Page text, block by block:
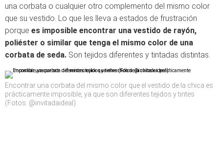
una corbata o cualquier otro complemento del mismo color
que su vestido. Lo que les lleva a estados de frustración
porque es imposible encontrar una vestido de rayón,
poliéster o similar que tenga el mismo color de una
corbata de seda. Son tejidos diferentes y tintadas distintas.
Encontrar una corbata del mismo color que el vestido de la chica es
prácticamente imposible, ya que son diferentes tejidos y tintes
(Fotos: @invitadaideal)